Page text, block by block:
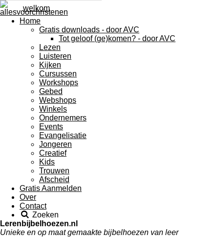
welkom
Home
Gratis downloads - door AVC
Tot geloof (ge)komen? - door AVC
Lezen
Luisteren
Kijken
Cursussen
Workshops
Gebed
Webshops
Winkels
Ondernemers
Events
Evangelisatie
Jongeren
Creatief
Kids
Trouwen
Afscheid
Gratis Aanmelden
Over
Contact
Zoeken
Lerenbijbelhoezen.nl
Unieke en op maat gemaakte bijbelhoezen van leer